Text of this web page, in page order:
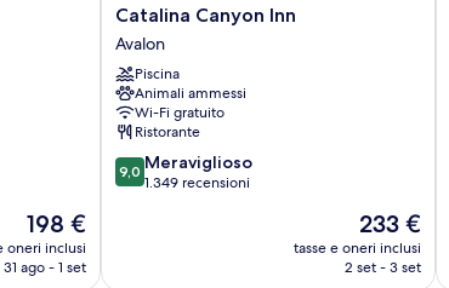
Il
prezzo
attuale
198 €
oneri inclusi
31 ago - 1 set
Catalina
Canyon
Inn
Avalon
Catalina Canyon Inn
Avalon
Piscina
Animali ammessi
Wi-Fi gratuito
Ristorante
9.0
su
9,0 Meraviglioso
1.349 recensioni
Il
prezzo
attuale
233 €
tasse e oneri inclusi
2 set - 3 set